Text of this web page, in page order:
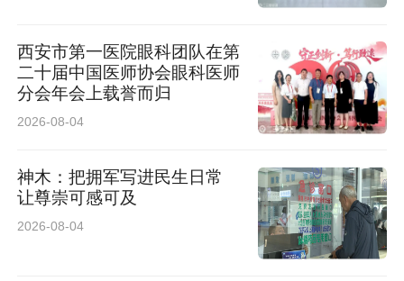
西安市第一医院眼科团队在第
二十届中国医师协会眼科医师
分会年会上载誉而归
2026-08-04
神木：把拥军写进民生日常
让尊崇可感可及
2026-08-04